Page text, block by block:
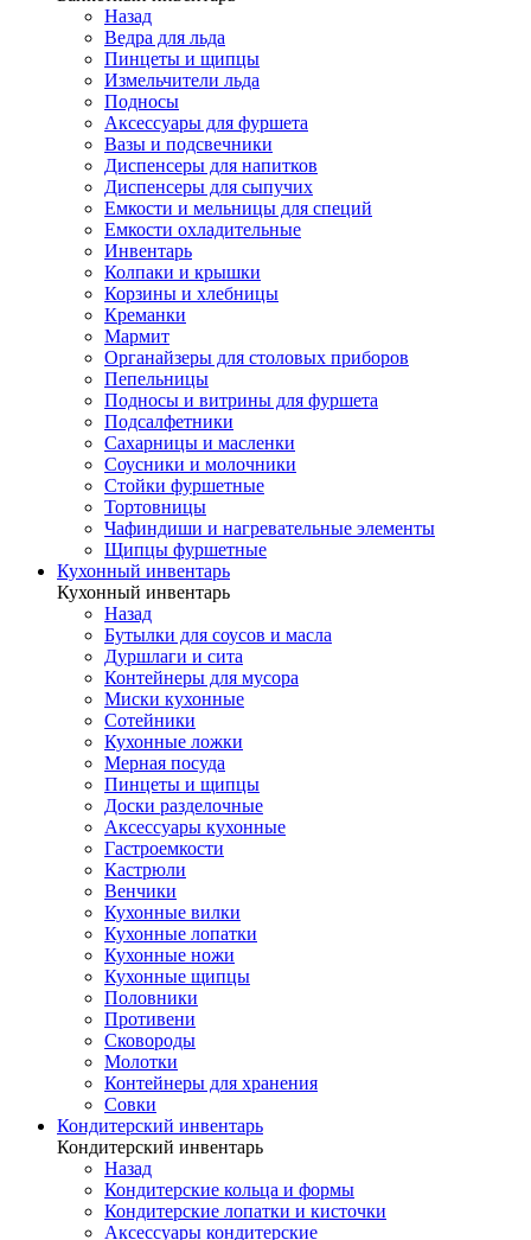
Назад
Ведра для льда
Пинцеты и щипцы
Измельчители льда
Подносы
Аксессуары для фуршета
Вазы и подсвечники
Диспенсеры для напитков
Диспенсеры для сыпучих
Емкости и мельницы для специй
Емкости охладительные
Инвентарь
Колпаки и крышки
Корзины и хлебницы
Креманки
Мармит
Органайзеры для столовых приборов
Пепельницы
Подносы и витрины для фуршета
Подсалфетники
Сахарницы и масленки
Соусники и молочники
Стойки фуршетные
Тортовницы
Чафиндиши и нагревательные элементы
Щипцы фуршетные
Кухонный инвентарь
Кухонный инвентарь
Назад
Бутылки для соусов и масла
Дуршлаги и сита
Контейнеры для мусора
Миски кухонные
Сотейники
Кухонные ложки
Мерная посуда
Пинцеты и щипцы
Доски разделочные
Аксессуары кухонные
Гастроемкости
Кастрюли
Венчики
Кухонные вилки
Кухонные лопатки
Кухонные ножи
Кухонные щипцы
Половники
Противени
Сковороды
Молотки
Контейнеры для хранения
Совки
Кондитерский инвентарь
Кондитерский инвентарь
Назад
Кондитерские кольца и формы
Кондитерские лопатки и кисточки
Аксессуары кондитерские